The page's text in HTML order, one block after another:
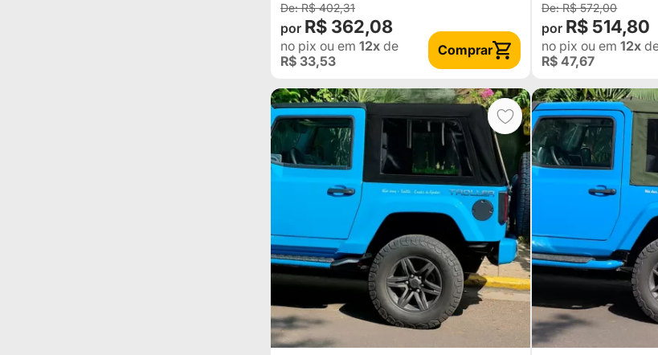
R$ 402,31
R$ 362,08
no pix ou em 12x de
R$ 33,53
Comprar
R$ 572,00
R$ 514,80
no pix ou em12x
R$ 47,67